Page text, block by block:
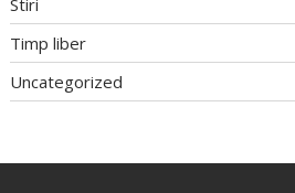
Timp liber
Uncategorized